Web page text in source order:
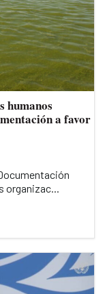
humanos
a favor
organizac...